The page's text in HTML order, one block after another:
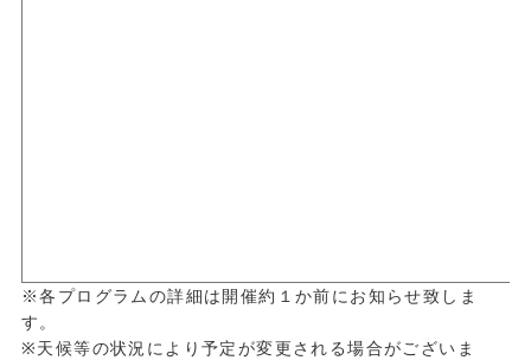
※各プログラムの詳細は開催約１か前にお知らせ致しま
す。
※天候等の状況により予定が変更される場合がございま